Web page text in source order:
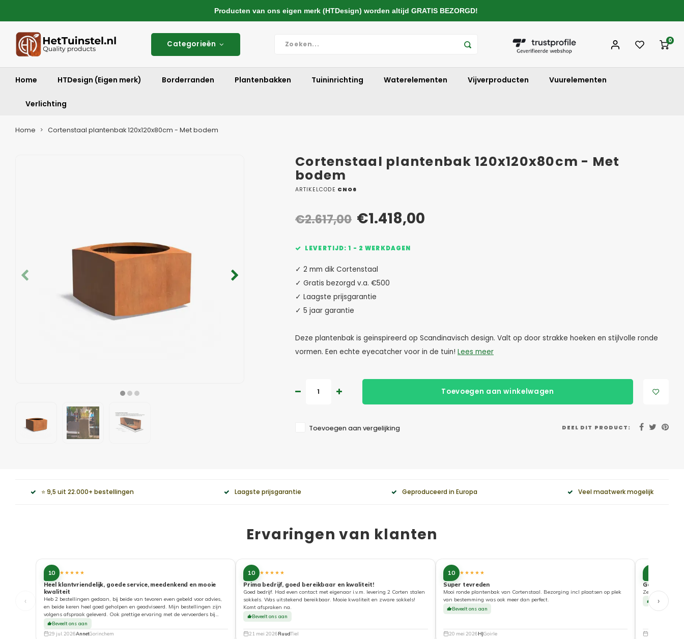
Categorieën 0
Home HTDesign (Eigen merk) Borderranden Plantenbakken Tuininrichting Waterelementen Vijverproducten Vuurelementen
Verlichting
Home Cortenstaal plantenbak 120x120x80cm - Met bodem
Cortenstaal plantenbak 120x120x80cm - Met
bodem
ARTIKELCODE CNO6
€2.617,00 €1.418,00
LEVERTIJD: 1 - 2 WERKDAGEN
✓ 2 mm dik Cortenstaal
✓ Gratis bezorgd v.a. €500
✓ Laagste prijsgarantie
✓ 5 jaar garantie
Deze plantenbak is geïnspireerd op Scandinavisch design. Valt op door strakke hoeken en stijlvolle ronde
vormen. Een echte eyecatcher voor in de tuin! Lees meer
Toevoegen aan winkelwagen
Toevoegen aan vergelijking DEEL DIT PRODUCT:
⭐ 9,5 uit 22.000+ bestellingen Laagste prijsgarantie Geproduceerd in Europa Veel maatwerk mogelijk
Ervaringen van klanten
‹
10 ★★★★★
Heel klantvriendelijk, goede service, meedenkend en mooie
kwaliteit
Heb 2 bestellingen gedaan, bij beide van tevoren even gebeld voor advies,
en beide keren heel goed geholpen en geadviseerd. Mijn bestellingen zijn
volgens afspraak geleverd. Ook prettige ervaring met de vervoerders bij
aflevering. Top!
Beveelt ons aan
29 jul. 2026AnnetGorinchem
10 ★★★★★
Prima bedrijf, goed bereikbaar en kwaliteit!
Goed bedrijf. Had even contact met eigenaar i.v.m. levering 2 Corten stalen
sokkels. Was uitstekend bereikbaar. Mooie kwaliteit en zware sokkels!
Komt afspraken na.
Beveelt ons aan
21 mei 2026RuudTiel
10 ★★★★★
Super tevreden
Mooi ronde plantenbak van Cortenstaal. Bezorging incl plaatsen op plek
van bestemming was ook meer dan perfect.
Beveelt ons aan
20 mei 2026HJGoirle
Goede
Zeer tevreden
Beveelt ons
›
Producten van ons eigen merk (HTDesign) worden altijd GRATIS BEZORGD!